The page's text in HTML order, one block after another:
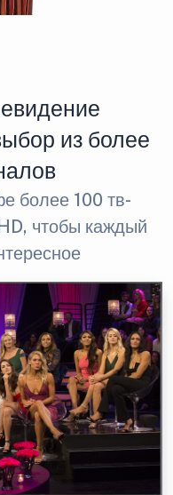
из более
более 100 тв-
чтобы каждый